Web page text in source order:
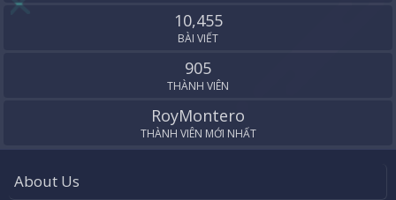
10,455
BÀI VIẾT
905
THÀNH VIÊN
RoyMontero
THÀNH VIÊN MỚI NHẤT
About Us